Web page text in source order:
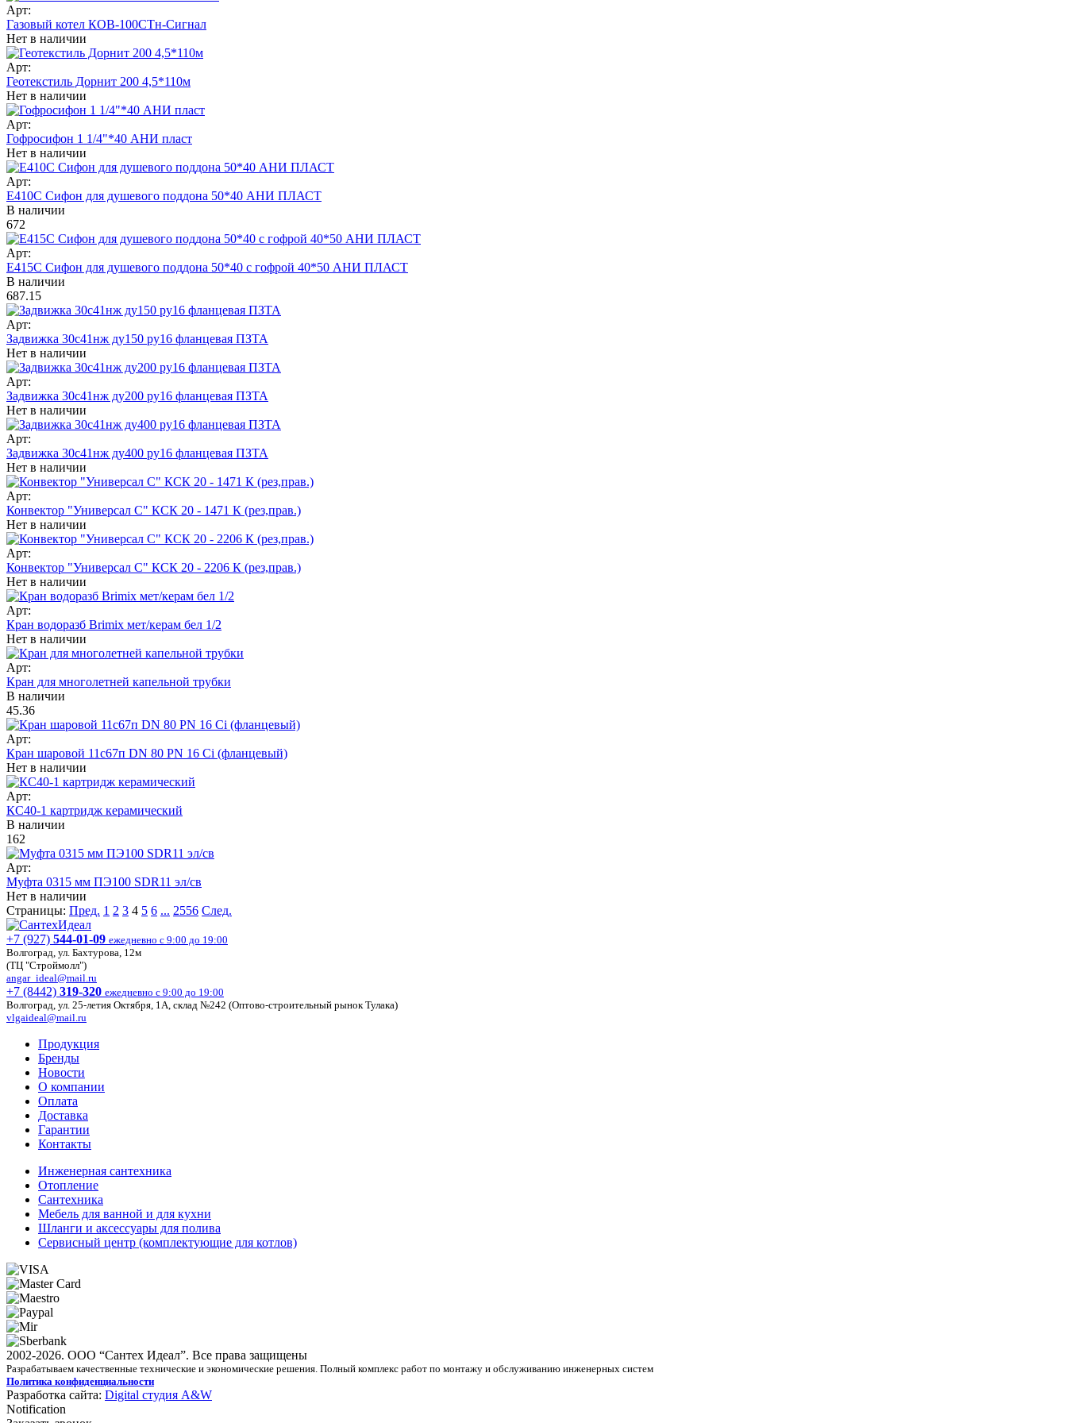
Арт:
Газовый котел КОВ-100СТн-Сигнал
Нет в наличии
Арт:
Геотекстиль Дорнит 200 4,5*110м
Нет в наличии
Арт:
Гофросифон 1 1/4"*40 АНИ пласт
Нет в наличии
Арт:
Е410C Сифон для душевого поддона 50*40 АНИ ПЛАСТ
В наличии
672
Арт:
Е415C Сифон для душевого поддона 50*40 с гофрой 40*50 АНИ ПЛАСТ
В наличии
687.15
Арт:
Задвижка 30с41нж ду150 ру16 фланцевая ПЗТА
Нет в наличии
Арт:
Задвижка 30с41нж ду200 ру16 фланцевая ПЗТА
Нет в наличии
Арт:
Задвижка 30с41нж ду400 ру16 фланцевая ПЗТА
Нет в наличии
Арт:
Конвектор "Универсал С" КСК 20 - 1471 К (рез,прав.)
Нет в наличии
Арт:
Конвектор "Универсал С" КСК 20 - 2206 К (рез,прав.)
Нет в наличии
Арт:
Кран водоразб Brimix мет/керам бел 1/2
Нет в наличии
Арт:
Кран для многолетней капельной трубки
В наличии
45.36
Арт:
Кран шаровой 11с67п DN 80 PN 16 Ci (фланцевый)
Нет в наличии
Арт:
КС40-1 картридж керамический
В наличии
162
Арт:
Муфта 0315 мм ПЭ100 SDR11 эл/св
Нет в наличии
Страницы: Пред. 1 2 3 4 5 6 ... 2556 След.
+7 (927) 544-01-09 ежедневно с 9:00 до 19:00
Волгоград, ул. Бахтурова, 12м
(ТЦ "Строймолл")
angar_ideal@mail.ru
+7 (8442) 319-320 ежедневно с 9:00 до 19:00
Волгоград, ул. 25-летия Октября, 1А, склад №242 (Оптово-строительный рынок Тулака)
vlgaideal@mail.ru
Продукция
Бренды
Новости
О компании
Оплата
Доставка
Гарантии
Контакты
Инженерная сантехника
Отопление
Сантехника
Мебель для ванной и для кухни
Шланги и аксессуары для полива
Сервисный центр (комплектующие для котлов)
2002-2026. ООО “Сантех Идеал”. Все права защищены
Разрабатываем качественные технические и экономические решения. Полный комплекс работ по монтажу и обслуживанию инженерных систем
Политика конфиденциальности
Разработка сайта: Digital студия A&W
Notification